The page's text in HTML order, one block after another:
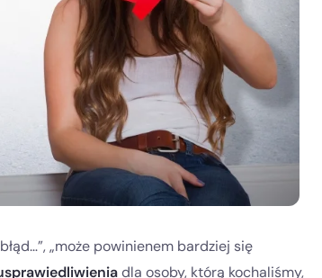
„może powinienem bardziej się
dla osoby, którą kochaliśmy,